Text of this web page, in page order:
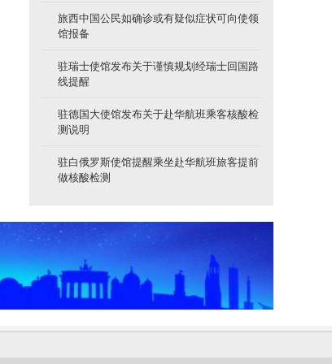
旅西中国公民如确诊或有疑似症状可向使领
馆报备
驻瑞士使馆发布关于谨慎规划经瑞士回国路
线提醒
驻德国大使馆发布关于赴华航班乘客核酸检
测说明
驻白俄罗斯使馆提醒乘坐赴华航班旅客提前
做核酸检测